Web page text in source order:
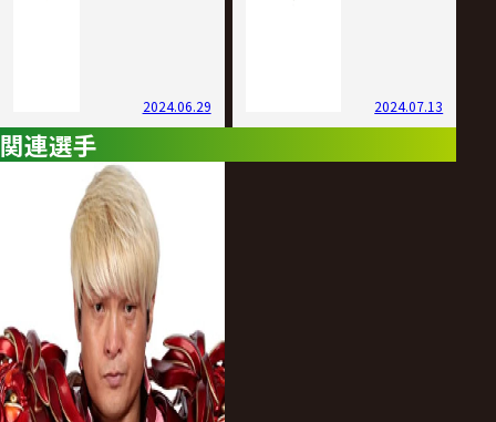
2024.06.29 2024.07.13
関連選手